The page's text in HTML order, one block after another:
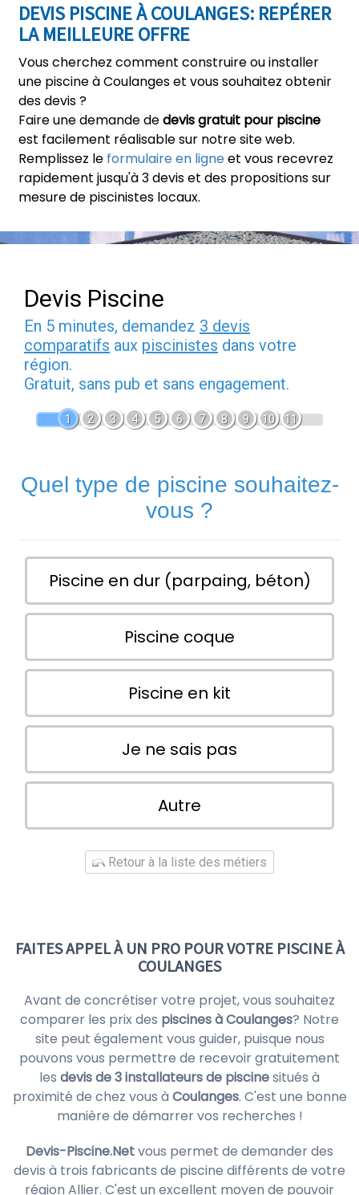
DEVIS PISCINE À COULANGES: REPÉRER
LA MEILLEURE OFFRE
Vous cherchez comment construire ou installer
une piscine à Coulanges et vous souhaitez obtenir
des devis ?
Faire une demande dedevis gratuit pour piscine
est facilement réalisable sur notre site web.
Remplissez le formulaire en ligneet vous recevrez
rapidement jusqu'à 3 devis et des propositions sur
mesure de piscinistes locaux.
Devis Piscine
En 5 minutes, demandez 3 devis
comparatifs aux piscinistes dans votre
région.
Gratuit, sans pub et sans engagement.
1 2 3 4 5 6 7 8 9 10 11
Quel type de piscine souhaitez-
vous ?
Piscine en dur (parpaing, béton)
Piscine coque
Piscine en kit
Je ne sais pas
Autre
Retour à la liste des métiers
FAITES APPEL À UN PRO POUR VOTRE PISCINE À
COULANGES
Avant de concrétiser votre projet, vous souhaitez
comparer les prix des piscines à Coulanges? Notre
site peut également vous guider, puisque nous
pouvons vous permettre de recevoir gratuitement
les devis de 3 installateurs de piscinesitués à
proximité de chez vous à Coulanges. C'est une bonne
manière de démarrer vos recherches !
Devis-Piscine.Netvous permet de demander des
devis à trois fabricants de piscine différents de votre
région Allier. C'est un excellent moyen de pouvoir